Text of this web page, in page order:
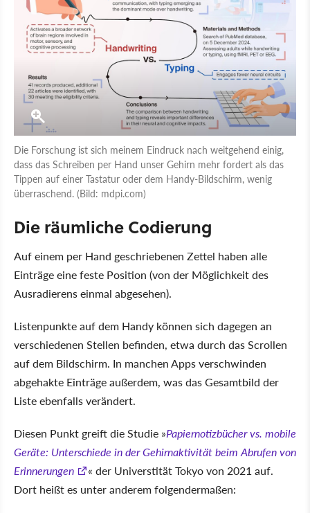
Die Forschung ist sich meinem Eindruck nach weitgehend einig,
dass das Schreiben per Hand unser Gehirn mehr fordert als das
Tippen auf einer Tastatur oder dem Handy-Bildschirm, wenig
überraschend. (Bild: mdpi.com)
Die räumliche Codierung
Auf einem per Hand geschriebenen Zettel haben alle
Einträge eine feste Position (von der Möglichkeit des
Ausradierens einmal abgesehen).
Listenpunkte auf dem Handy können sich dagegen an
verschiedenen Stellen befinden, etwa durch das Scrollen
auf dem Bildschirm. In manchen Apps verschwinden
abgehakte Einträge außerdem, was das Gesamtbild der
Liste ebenfalls verändert.
Diesen Punkt greift die Studie Papiernotizbücher vs. mobile
Geräte: Unterschiede in der Gehirnaktivität beim Abrufen von
Erinnerungen
der Universtität Tokyo von 2021 auf.
Dort heißt es unter anderem folgendermaßen: